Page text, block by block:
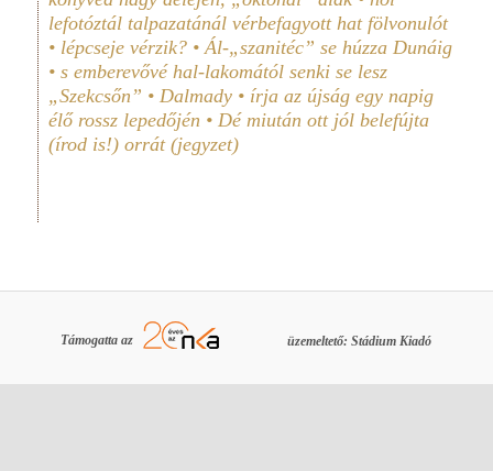
lefotóztál talpazatánál vérbefagyott hat fölvonulót
• lépcseje vérzik? • Ál-„szanitéc” se húzza Dunáig
• s emberevővé hal-lakomától senki se lesz
„Szekcsőn” • Dalmady • írja az újság egy napig
élő rossz lepedőjén • Dé miután ott jól belefújta
(írod is!) orrát (jegyzet)
Támogatta az üzemeltető: Stádium Kiadó